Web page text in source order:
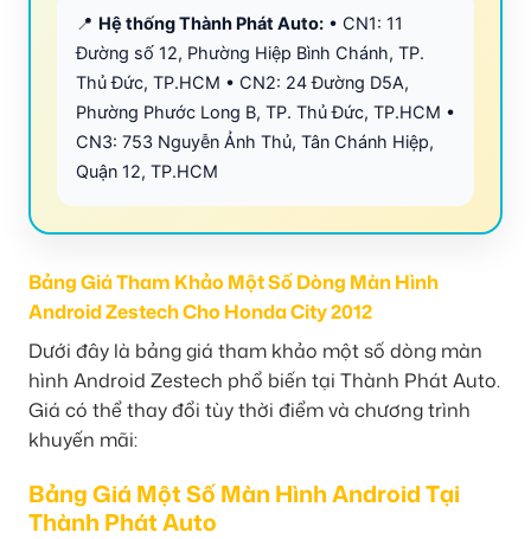
📍 Hệ thống Thành Phát Auto: • CN1: 11
Đường số 12, Phường Hiệp Bình Chánh, TP.
Thủ Đức, TP.HCM • CN2: 24 Đường D5A,
Phường Phước Long B, TP. Thủ Đức, TP.HCM •
CN3: 753 Nguyễn Ảnh Thủ, Tân Chánh Hiệp,
Quận 12, TP.HCM
Bảng Giá Tham Khảo Một Số Dòng Màn Hình
Android Zestech Cho Honda City 2012
Dưới đây là bảng giá tham khảo một số dòng màn
hình Android Zestech phổ biến tại Thành Phát Auto.
Giá có thể thay đổi tùy thời điểm và chương trình
khuyến mãi:
Bảng Giá Một Số Màn Hình Android Tại
Thành Phát Auto